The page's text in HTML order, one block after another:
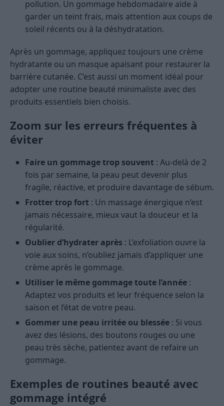
pollution. Un gommage hebdomadaire aide à
garder un teint frais, mais attention aux coups de
soleil récents ou à la déshydratation.
Après un gommage, appliquez toujours une crème
hydratante ou un masque apaisant pour restaurer la
barrière cutanée. C’est aussi un moment idéal pour
adopter une routine beauté minimaliste avec des
produits essentiels bien choisis.
Zoom sur les erreurs fréquentes à
éviter
Faire un gommage trop souvent : Au-delà de 2
fois par semaine, la peau peut devenir plus
fragile, réactive, et produire davantage de sébum.
Frotter trop fort : Un massage énergique n’est
jamais nécessaire, mieux vaut la douceur et la
régularité.
Oublier d’hydrater après : L’exfoliation ouvre la
voie aux soins, n’oubliez jamais d’appliquer une
crème après le gommage.
Utiliser le même gommage toute l’année :
Adaptez vos produits et leur fréquence selon la
saison et l’état de votre peau.
Gommer une peau irritée ou blessée : Si vous
avez des lésions, des boutons rouges ou une
peau très sèche, patientez avant de refaire un
gommage.
Exemples de routines beauté avec
gommage intégré